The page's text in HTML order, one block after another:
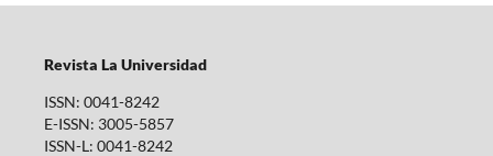
Revista La Universidad
ISSN: 0041-8242
E-ISSN: 3005-5857
ISSN-L: 0041-8242